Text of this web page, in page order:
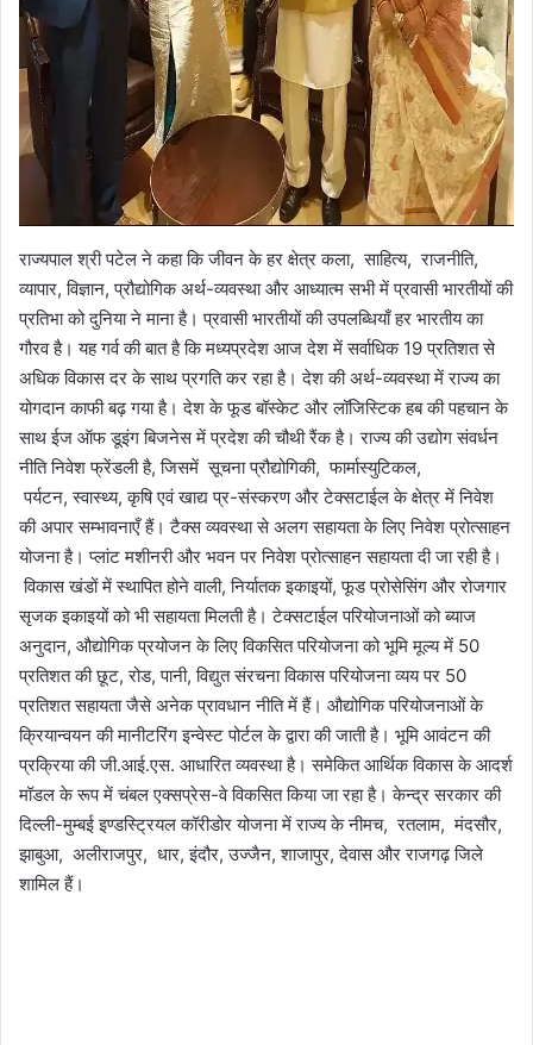
राज्यपाल श्री पटेल ने कहा कि जीवन के हर क्षेत्र कला, साहित्य, राजनीति,
व्यापार, विज्ञान, प्रौद्योगिक अर्थ-व्यवस्था और आध्यात्म सभी में प्रवासी भारतीयों की
प्रतिभा को दुनिया ने माना है। प्रवासी भारतीयों की उपलब्धियाँ हर भारतीय का
गौरव है। यह गर्व की बात है कि मध्यप्रदेश आज देश में सर्वाधिक 19 प्रतिशत से
अधिक विकास दर के साथ प्रगति कर रहा है। देश की अर्थ-व्यवस्था में राज्य का
योगदान काफी बढ़ गया है। देश के फूड बॉस्केट और लॉजिस्टिक हब की पहचान के
साथ ईज ऑफ डूइंग बिजनेस में प्रदेश की चौथी रैंक है। राज्य की उद्योग संवर्धन
नीति निवेश फ्रेंडली है, जिसमें सूचना प्रौद्योगिकी, फार्मास्युटिकल,
पर्यटन, स्वास्थ्य, कृषि एवं खाद्य प्र-संस्करण और टेक्सटाईल के क्षेत्र में निवेश
की अपार सम्भावनाएँ हैं। टैक्स व्यवस्था से अलग सहायता के लिए निवेश प्रोत्साहन
योजना है। प्लांट मशीनरी और भवन पर निवेश प्रोत्साहन सहायता दी जा रही है।
विकास खंडों में स्थापित होने वाली, निर्यातक इकाइयों, फूड प्रोसेसिंग और रोजगार
सृजक इकाइयों को भी सहायता मिलती है। टेक्सटाईल परियोजनाओं को ब्याज
अनुदान, औद्योगिक प्रयोजन के लिए विकसित परियोजना को भूमि मूल्य में 50
प्रतिशत की छूट, रोड, पानी, विद्युत संरचना विकास परियोजना व्यय पर 50
प्रतिशत सहायता जैसे अनेक प्रावधान नीति में हैं। औद्योगिक परियोजनाओं के
क्रियान्वयन की मानीटरिंग इन्वेस्ट पोर्टल के द्वारा की जाती है। भूमि आवंटन की
प्रक्रिया की जी.आई.एस. आधारित व्यवस्था है। समेकित आर्थिक विकास के आदर्श
मॉडल के रूप में चंबल एक्सप्रेस-वे विकसित किया जा रहा है। केन्द्र सरकार की
दिल्ली-मुम्बई इण्डस्ट्रियल कॉरीडोर योजना में राज्य के नीमच, रतलाम, मंदसौर,
झाबुआ, अलीराजपुर, धार, इंदौर, उज्जैन, शाजापुर, देवास और राजगढ़ जिले
शामिल हैं।